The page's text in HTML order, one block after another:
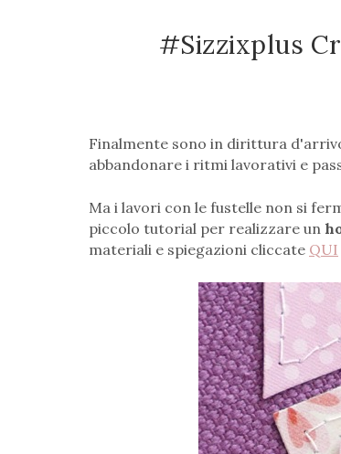
#Sizzixplus
Finalmente sono in dirittura
abbandonare i ritmi lavorativi e
Ma i lavori con le fustelle non si
piccolo tutorial per realizzare un
materiali e spiegazioni cliccate QUI